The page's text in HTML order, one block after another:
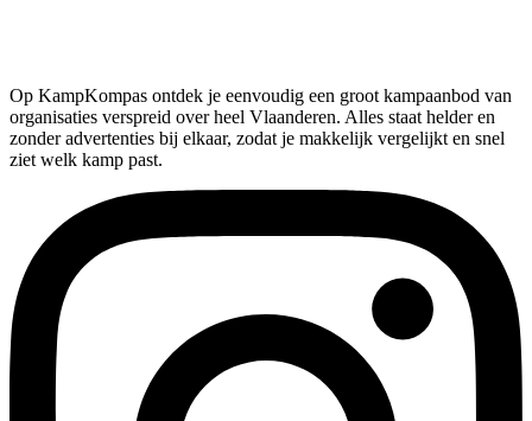
Op KampKompas ontdek je eenvoudig een groot kampaanbod van
organisaties verspreid over heel Vlaanderen. Alles staat helder en
zonder advertenties bij elkaar, zodat je makkelijk vergelijkt en snel
ziet welk kamp past.